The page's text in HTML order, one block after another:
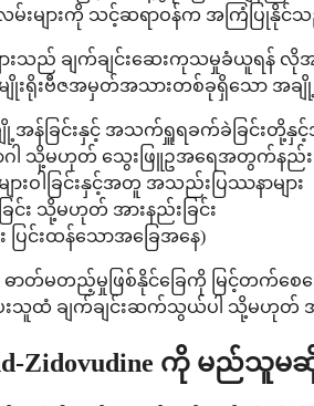
မ်းများကို သင့်ဆရာဝန်က အကြံပြုနိုင်
းသည် ချက်ချင်းဆေးကုသမှုခံယူရန် လို
မျိုးရိုးဗီဇအမှတ်အသားတစ်ခုရှိသော အခ
ပျို့အန်ခြင်းနှင့် အသက်ရှူရခက်ခဲခြင်းတို့
ာဂါ သို့မဟုတ် သွေးဖြူဥအရေအတွက်နည်းခ
ဝါခြင်းနှင့်အတူ အသည်းပြဿနာများ
ြင်း သို့မဟုတ် အားနည်းခြင်း
း ပြင်းထန်သောအခြေအနေ)
တည့်မှုဖြစ်နိုင်ခြေကို မြင့်တက်စေသေ
ပေးသူထံ ချက်ချင်းဆက်သွယ်ပါ သို့မဟုတ်
and-Zidovudine ကို မ